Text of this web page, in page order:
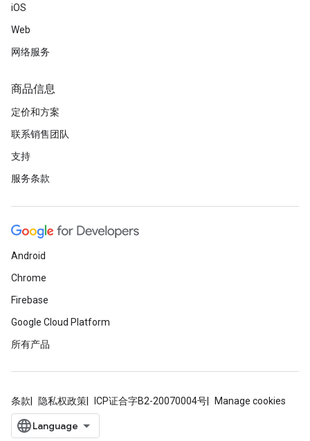
iOS
Web
网络服务
商品信息
定价和方案
联系销售团队
支持
服务条款
Android
Chrome
Firebase
Google Cloud Platform
所有产品
条款 隐私权政策 ICP证合字B2-20070004号 Manage cookies